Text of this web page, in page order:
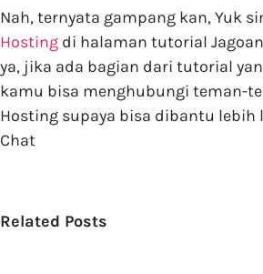
Nah, ternyata gampang kan, Yuk
Hosting di halaman tutorial
ya, jika ada bagian dari tutorial
kamu bisa menghubungi teman-
Hosting supaya bisa dibantu lebih
Chat
Related Posts